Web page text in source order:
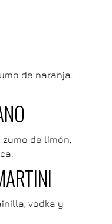
de naranja.
de limón,
vodka y